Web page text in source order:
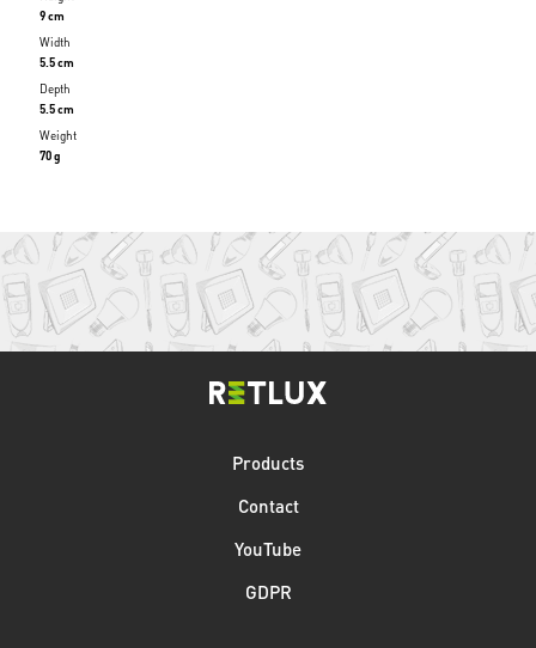
9 cm
Width
5.5 cm
Depth
5.5 cm
Weight
70 g
Products
Contact
YouTube
GDPR